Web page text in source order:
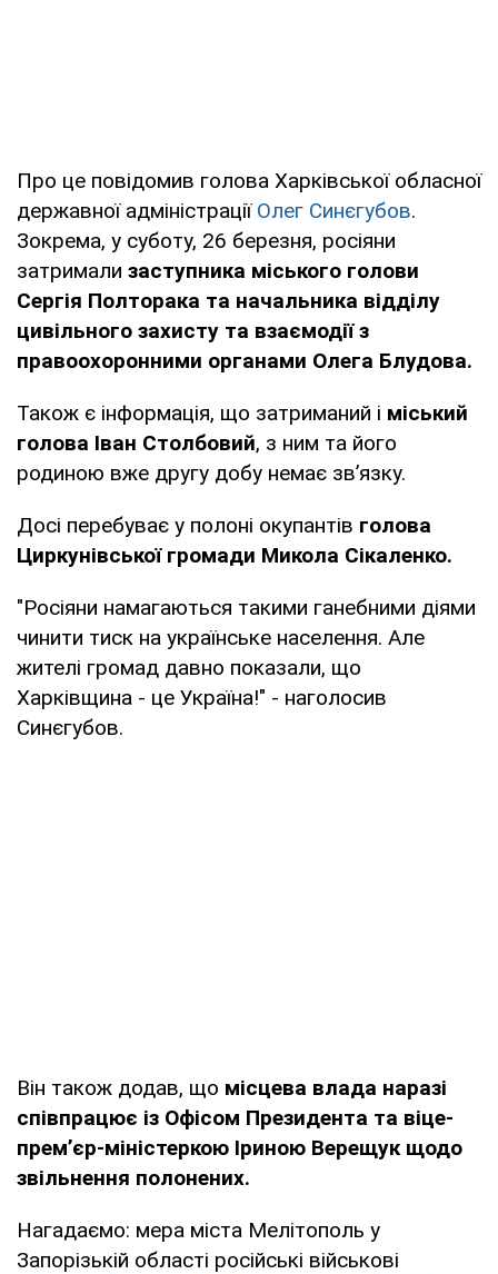
Про це повідомив голова Харківської обласної
державної адміністрації Олег Синєгубов.
Зокрема, у суботу, 26 березня, росіяни
затримали заступника міського голови
Сергія Полторака та начальника відділу
цивільного захисту та взаємодії з
правоохоронними органами Олега Блудова.
Також є інформація, що затриманий і міський
голова Іван Столбовий, з ним та його
родиною вже другу добу немає зв’язку.
Досі перебуває у полоні окупантів голова
Циркунівської громади Микола Сікаленко.
"Росіяни намагаються такими ганебними діями
чинити тиск на українське населення. Але
жителі громад давно показали, що
Харківщина - це Україна!" - наголосив
Синєгубов.
Він також додав, що місцева влада наразі
співпрацює із Офісом Президента та віце-
прем’єр-міністеркою Іриною Верещук щодо
звільнення полонених.
Нагадаємо: мера міста Мелітополь у
Запорізькій області російські військові